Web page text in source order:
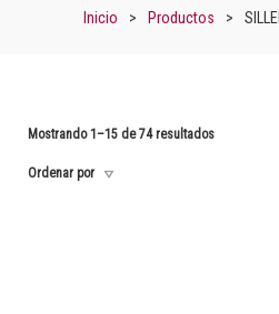
Inicio > Productos >
Mostrando 1–15 de 74 resultados
Ordenar por